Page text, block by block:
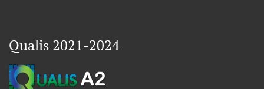
Qualis 2021-2024